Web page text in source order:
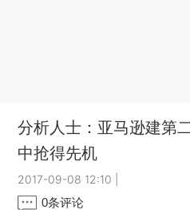
分析人士：亚马逊建第
中抢得先机
2017-09-08 12:10
0条评论